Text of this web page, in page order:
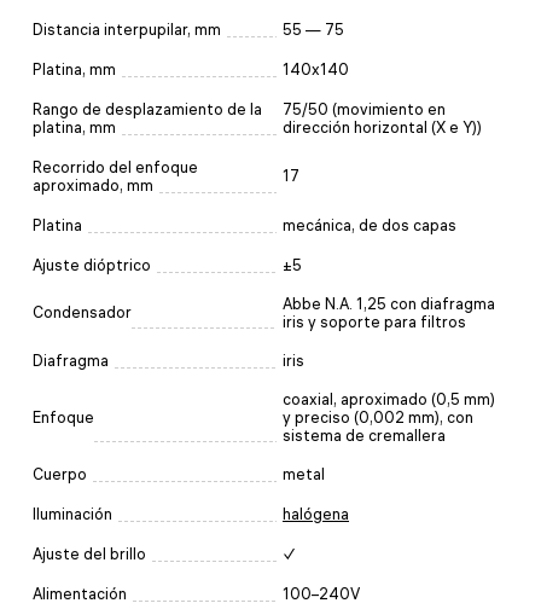
Distancia interpupilar, mm 55 — 75
Platina, mm 140x140
Rango de desplazamiento de la
platina, mm
75/50 (movimiento en
dirección horizontal (X e Y))
Recorrido del enfoque
aproximado, mm
17
Platina mecánica, de dos capas
Ajuste dióptrico ±5
Condensador
Abbe N.A. 1,25 con diafragma
iris y soporte para filtros
Diafragma iris
Enfoque
coaxial, aproximado (0,5 mm)
y preciso (0,002 mm), con
sistema de cremallera
Cuerpo metal
Iluminación halógena
Ajuste del brillo ✓
Alimentación 100–240V